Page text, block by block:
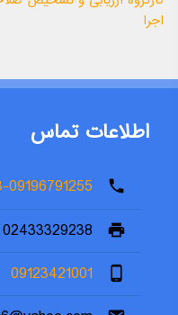
اجرا
اطلاعات تماس
phone
09196791255
print
02433329238
phone_android
09123421001